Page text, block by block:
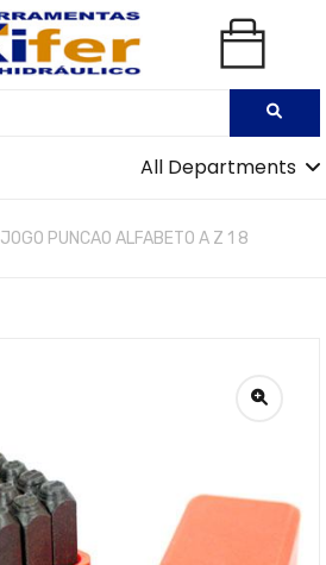
All Departments
JOGO PUNCAO ALFABETO A Z 1 8